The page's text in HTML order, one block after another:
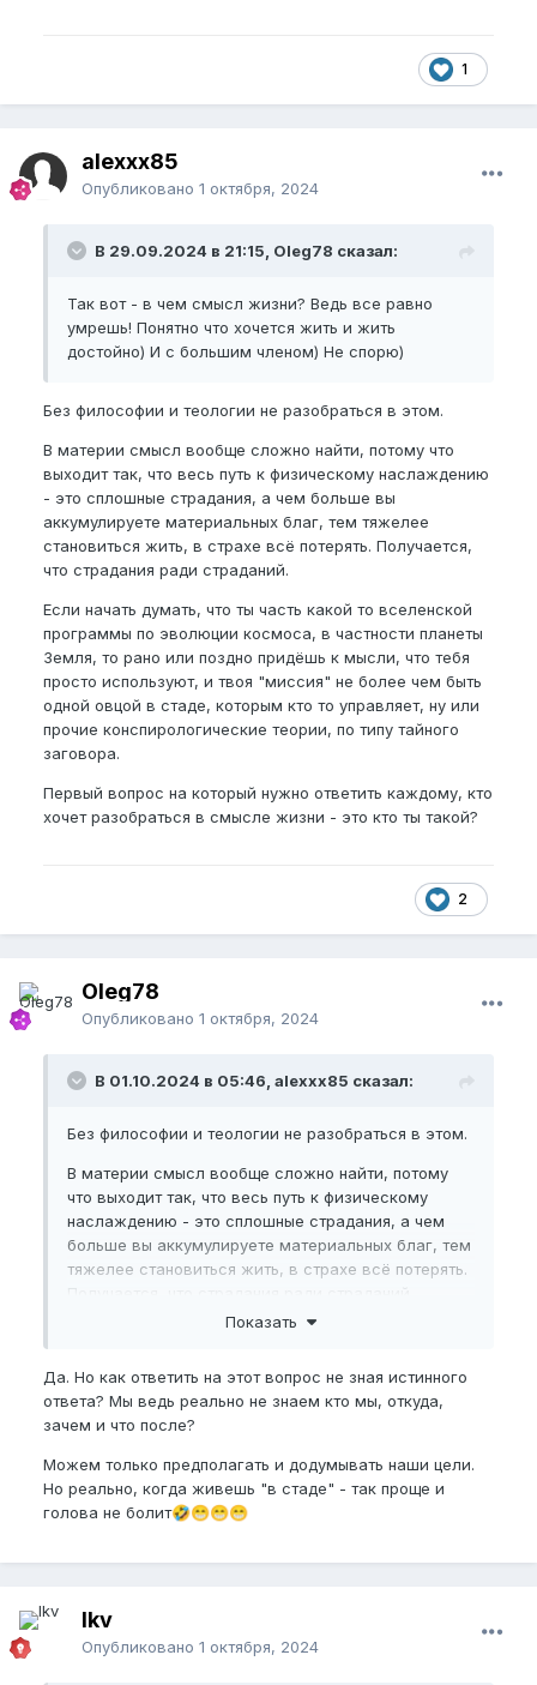
сам езжу на дорогой машине и тд, но не считаю
это зазорным, по пути просто в мусорный бак
выкину и всё. Делай мир лучше, делай что то для
биг дик)
Ещё я видел видос где чел ходит и деревья садит
не зря живёшь)
1
alexxx85
Опубликовано 1 октября, 2024
В 29.09.2024 в 21:15, Oleg78 сказал:
Так вот - в чем смысл жизни? Ведь все равно
умрешь! Понятно что хочется жить и жить
достойно) И с большим членом) Не спорю)
Без философии и теологии не разобраться в этом.
В материи смысл вообще сложно найти, потому что
выходит так, что весь путь к физическому наслаждению
- это сплошные страдания, а чем больше вы
аккумулируете материальных благ, тем тяжелее
становиться жить, в страхе всё потерять. Получается,
что страдания ради страданий.
Если начать думать, что ты часть какой то вселенской
программы по эволюции космоса, в частности планеты
Земля, то рано или поздно придёшь к мысли, что тебя
просто используют, и твоя "миссия" не более чем быть
одной овцой в стаде, которым кто то управляет, ну или
прочие конспирологические теории, по типу тайного
заговора.
Первый вопрос на который нужно ответить каждому, кто
хочет разобраться в смысле жизни - это кто ты такой?
2
Oleg78
Опубликовано 1 октября, 2024
В 01.10.2024 в 05:46, alexxx85 сказал:
Без философии и теологии не разобраться в этом.
В материи смысл вообще сложно найти, потому
что выходит так, что весь путь к физическому
наслаждению - это сплошные страдания, а чем
больше вы аккумулируете материальных благ, тем
тяжелее становиться жить, в страхе всё потерять.
Если начать думать, что ты часть какой то
частности планеты Земля, то рано или поздно
придёшь к мысли, что тебя просто используют, и
твоя "миссия" не более чем быть одной овцой в
конспирологические теории, по типу тайного
заговора.
каждому, кто хочет разобраться в смысле жизни -
Показать
Да. Но как ответить на этот вопрос не зная истинного
ответа? Мы ведь реально не знаем кто мы, откуда,
зачем и что после?
Можем только предполагать и додумывать наши цели.
Но реально, когда живешь "в стаде" - так проще и
голова не болит🤣😁😁😁
lkv
Опубликовано 1 октября, 2024